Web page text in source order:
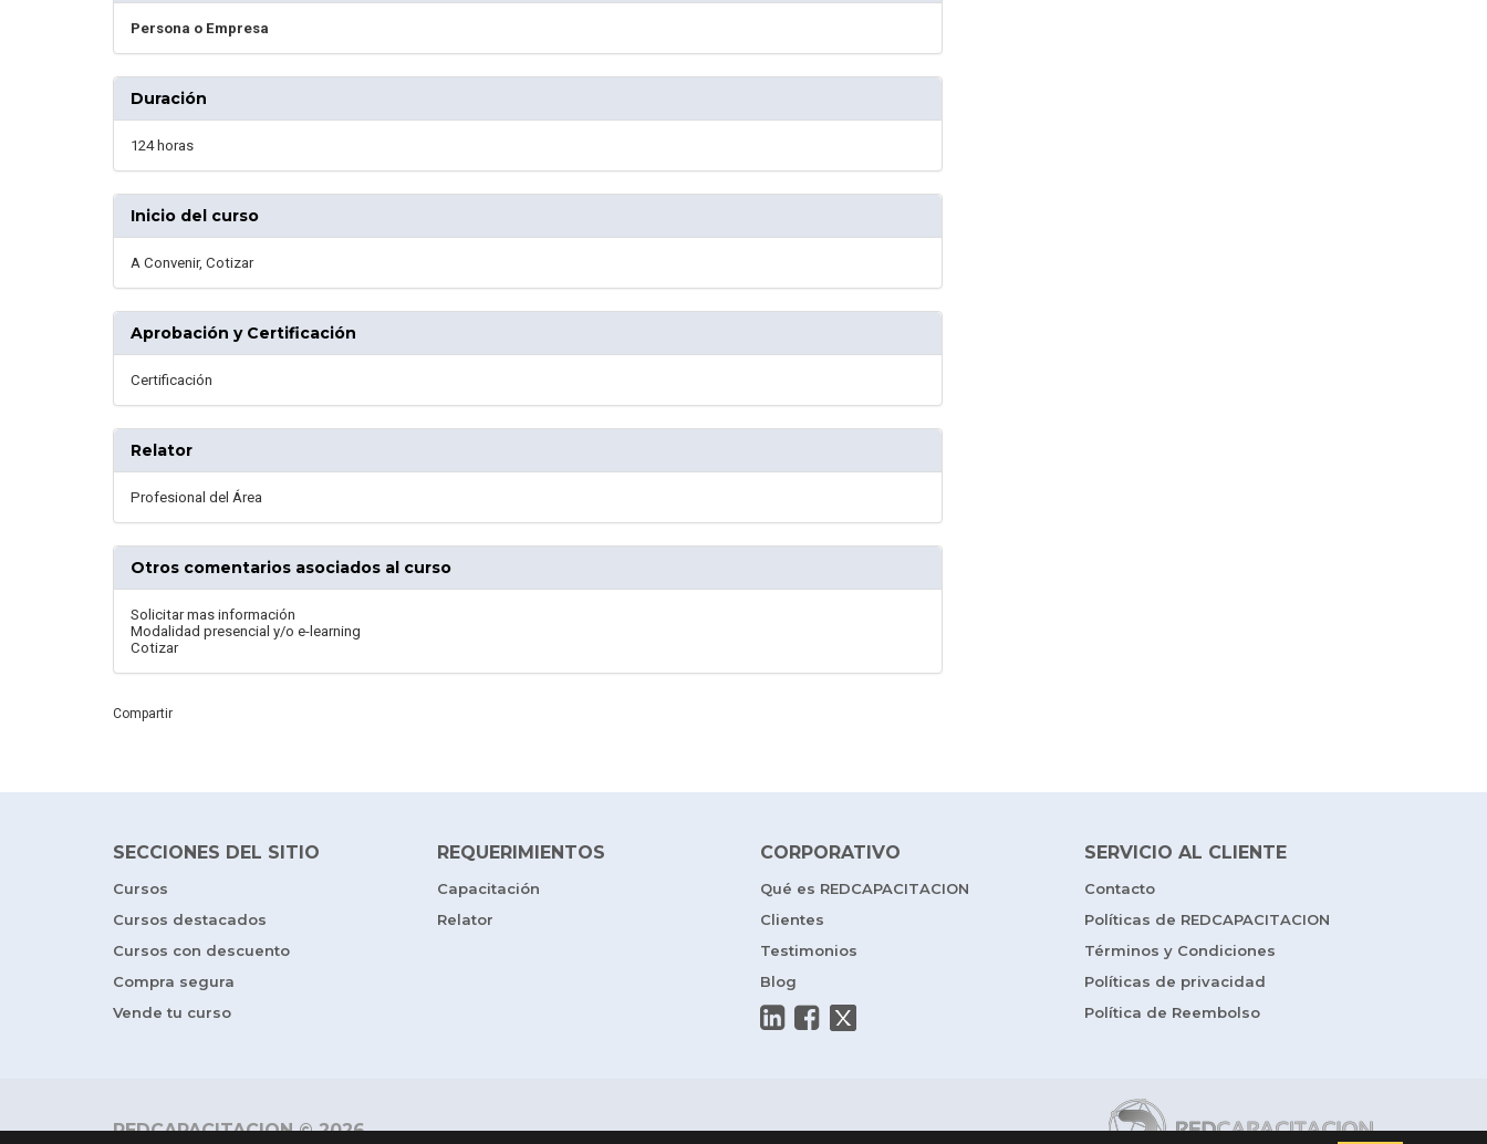
Persona o Empresa
Duración
124 horas
Inicio del curso
A Convenir, Cotizar
Aprobación y Certificación
Certificación
Relator
Profesional del Área
Otros comentarios asociados al curso
Solicitar mas información
Modalidad presencial y/o e-learning
Cotizar
Compartir
SECCIONES DEL SITIO
Cursos
Cursos destacados
Cursos con descuento
Compra segura
Vende tu curso
REQUERIMIENTOS
Capacitación
Relator
CORPORATIVO
Qué es REDCAPACITACION
Clientes
Testimonios
Blog
SERVICIO AL CLIENTE
Contacto
Políticas de REDCAPACITACION
Términos y Condiciones
Políticas de privacidad
Política de Reembolso
REDCAPACITACION © 2026